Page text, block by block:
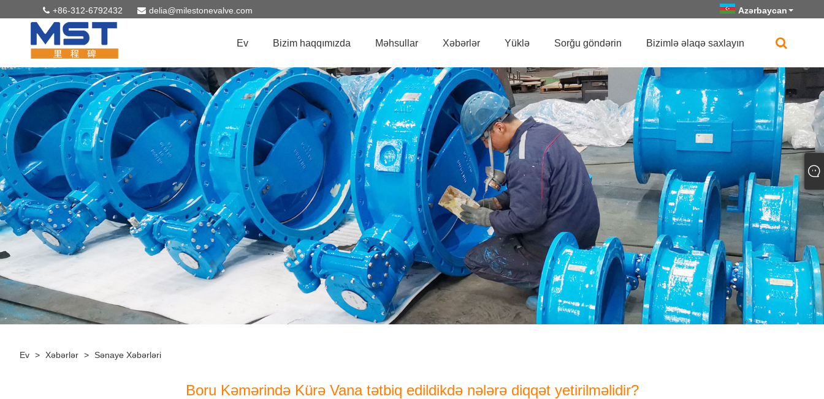
+86-312-6792432 delia@milestonevalve.com Azərbaycan
Ev Bizim haqqımızda Məhsullar Xəbərlər Yüklə Sorğu göndərin Bizimlə əlaqə saxlayın
Ev > Xəbərlər > Sənaye Xəbərləri
Boru Kəmərində Kürə Vana tətbiq edildikdə nələrə diqqət yetirilməlidir?